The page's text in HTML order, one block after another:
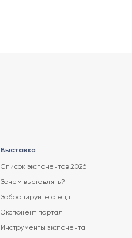
Выставка
Список экспонентов 2026
Зачем выставлять?
Забронируйте стенд
Экспонент портал
Инструменты экспонента